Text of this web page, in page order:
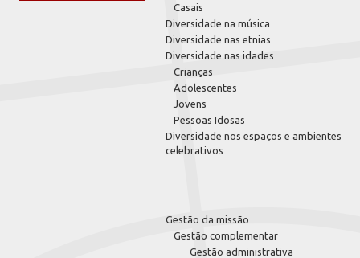
Casais
Diversidade na música
Diversidade nas etnias
Diversidade nas idades
Crianças
Adolescentes
Jovens
Pessoas Idosas
Diversidade nos espaços e ambientes
celebrativos
Gestão da missão
Gestão complementar
Gestão administrativa